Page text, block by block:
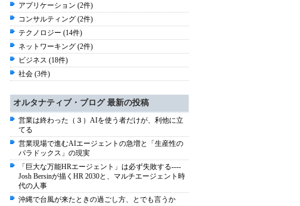
アプリケーション (2件)
コンサルティング (2件)
テクノロジー (14件)
ネットワーキング (2件)
ビジネス (18件)
社会 (3件)
オルタナティブ・ブログ 最新の投稿
営業は終わった（３）AIを使う者だけが、利他に立
てる
営業現場で進むAIエージェントの急増と「生産性の
パラドックス」の現実
「巨大な万能HRエージェント」は必ず失敗する----
Josh Bersinが描くHR 2030と、マルチエージェント時
代の人事
沖縄で台風が来たときの過ごし方、とでも言うか